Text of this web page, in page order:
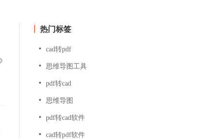
热门标签
cad转pdf
思维导图工具
pdf转cad
思维导图
pdf转cad软件
cad转pdf软件